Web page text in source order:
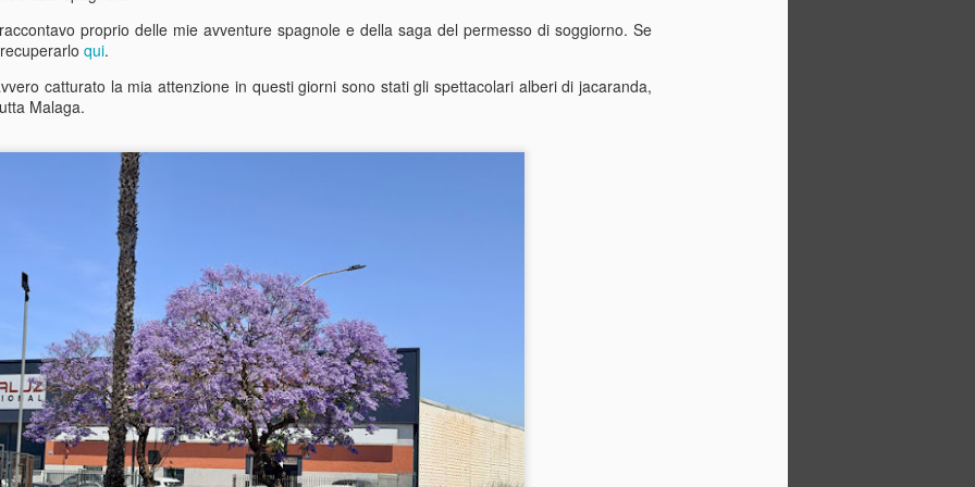
proprio delle mie avventure spagnole e della saga del permesso di soggiorno. Se
qui.
catturato la mia attenzione in questi giorni sono stati gli spettacolari alberi di jacaranda,
Malaga.
caffè operaio comunista vecchio stile.
JUL
3
Buddha Sulla
Montagna
Un altro saluto dalla Spagna…
Spero che stiate bene e che vi
JUN
26
Un brivido di pericolo a
Mijas
Ciao scrivo di nuovo da un
venerdì caldissimo…
Saluti dalla Spagna